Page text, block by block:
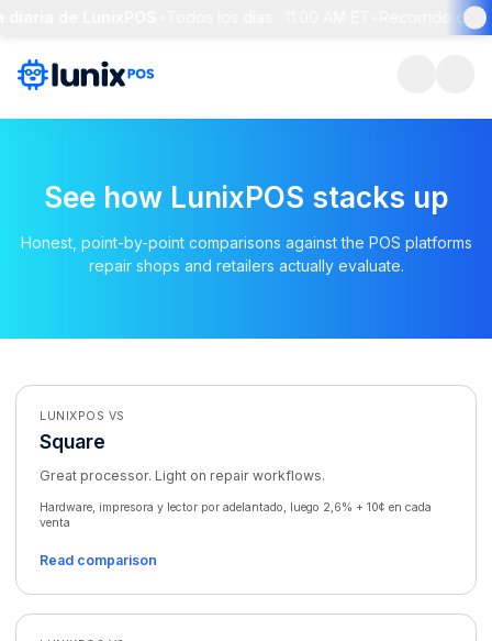
Recorrido de
See how LunixPOS stacks up
Honest, point-by-point comparisons against the POS platforms
repair shops and retailers actually evaluate.
LUNIXPOS VS
Square
Great processor. Light on repair workflows.
Hardware, impresora y lector por adelantado, luego 2,6% + 10¢ en cada
venta
Read comparison